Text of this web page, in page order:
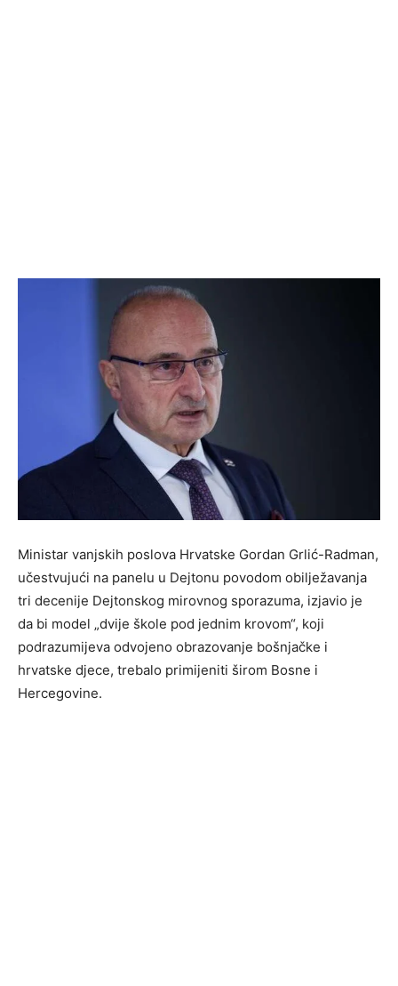
Ministar vanjskih poslova Hrvatske Gordan Grlić-Radman,
učestvujući na panelu u Dejtonu povodom obilježavanja
tri decenije Dejtonskog mirovnog sporazuma, izjavio je
da bi model „dvije škole pod jednim krovom“, koji
podrazumijeva odvojeno obrazovanje bošnjačke i
hrvatske djece, trebalo primijeniti širom Bosne i
Hercegovine.